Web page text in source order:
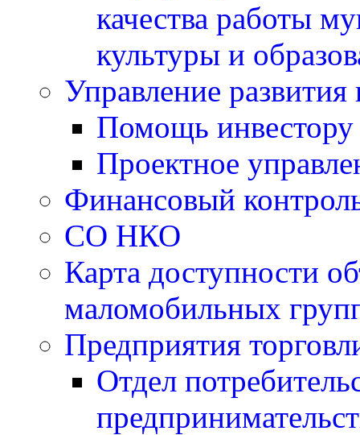
качества работы
культуры и
Управление развития
Помощь инвестору
Проектное
Финансовый
СО НКО
Карта доступности
маломобильных
Предприятия
Отдел